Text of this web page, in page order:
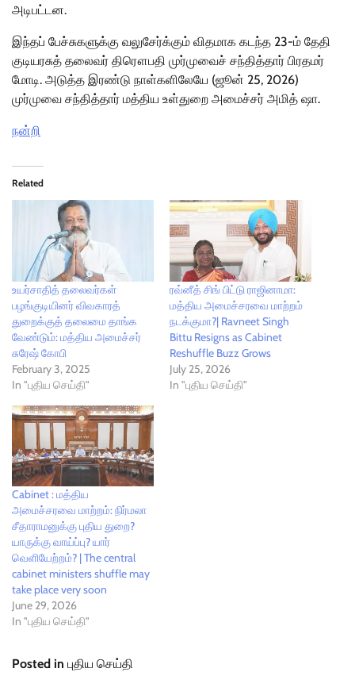
அடிபட்டன.
இந்தப் பேச்சுகளுக்கு வலுசேர்க்கும் விதமாக கடந்த 23-ம் தேதி
குடியரசுத் தலைவர் திரௌபதி முர்முவைச் சந்தித்தார் பிரதமர்
மோடி. அடுத்த இரண்டு நாள்களிலேயே (ஜூன் 25, 2026)
முர்முவை சந்தித்தார் மத்திய உள்துறை அமைச்சர் அமித் ஷா.
நன்றி
Related
உயர்சாதித் தலைவர்கள்
பழங்குடியினர் விவகாரத்
துறைக்குத் தலைமை தாங்க
வேண்டும்: மத்திய அமைச்சர்
சுரேஷ் கோபி
February 3, 2025
In "புதிய செய்தி"
ரவ்னீத் சிங் பிட்டு ராஜினாமா:
மத்திய அமைச்சரவை மாற்றம்
நடக்குமா?| Ravneet Singh
Bittu Resigns as Cabinet
Reshuffle Buzz Grows
July 25, 2026
In "புதிய செய்தி"
Cabinet : மத்திய
அமைச்சரவை மாற்றம்: நிர்மலா
சீதாராமனுக்கு புதிய துறை?
யாருக்கு வாய்ப்பு? யார்
வெளியேற்றம்? | The central
cabinet ministers shuffle may
take place very soon
June 29, 2026
In "புதிய செய்தி"
Posted in புதிய செய்தி